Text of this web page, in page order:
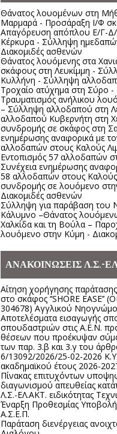
Θάνατος λουομένων στη
Μαρμαρά - Προσάραξη Ι/Φ
Απαγόρευση απόπλου Ε/Γ-
Κέρκυρα - Σύλληψη
Διακομιδές ασθενών
Θάνατος λουόμενης στα
σκάφους στη Λευκίμμη -
Κυλλήνη - Σύλληψη
Τροχαίο ατύχημα στη Σύρο -
Τραυματισμός ανήλικου
– Σύλληψη αλλοδαπού στη
αλλοδαπού Κυβερνήτη στη
συνδρομής σε σκάφος στη
ενημέρωσης αναφορικά με
αλλοδαπών στους Καλούς
Εντοπισμός 57 αλλοδαπών
Συνέχεια ενημέρωσης
58 αλλοδαπών στους Καλούς
συνδρομής σε λουόμενο
Διακομιδές ασθενών
Σύλληψη για παράβαση του
Κάλυμνο –Θάνατος
Χαλκίδα και τη Βούλα –
λουόμενο στην Κύμη -
ΑΝΑΚΟΙΝΩΣΕΙΣ Λ.Σ.-
Αίτηση χορήγησης παράτασης
στο σκάφος ‘’SHORE EASE’’
304678) Αγγλικού
Αποτελέσματα εισαγωγής
σπουδαστριών στις Α.Ε.Ν.
θέσεων που προέκυψαν
των παρ. 3.β και 3.γ του
6/13092/2026/25-02-2026
ακαδημαϊκού έτους 2026-
Πίνακας επιτυχόντων
διαγωνισμού απευθείας
Λ.Σ.-ΕΛ.ΑΚΤ. ειδικότητας
Έναρξη Προθεσμίας
Α.Σ.Ε.Π.
Παράταση διενέργειας